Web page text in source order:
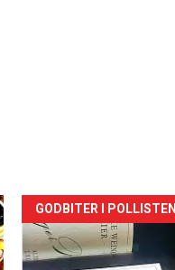
Forsiden
akkurat
GODBITER I POLLISTEN